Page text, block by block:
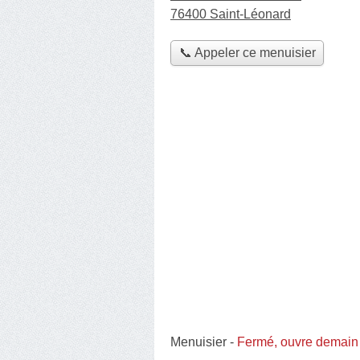
76400 Saint-Léonard
📞 Appeler ce menuisier
Menuisier - Fermé, ouvre